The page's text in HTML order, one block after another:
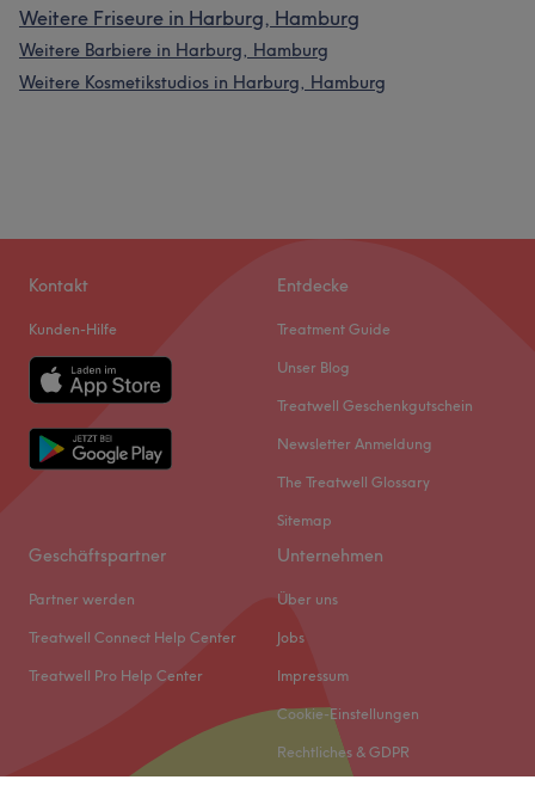
Weitere Friseure in Harburg, Hamburg
Weitere Barbiere in Harburg, Hamburg
Weitere Kosmetikstudios in Harburg, Hamburg
Kontakt
Kunden-Hilfe
Entdecke
Treatment Guide
Unser Blog
Treatwell Geschenkgutschein
Newsletter Anmeldung
The Treatwell Glossary
Sitemap
Geschäftspartner
Partner werden
Treatwell Connect Help Center
Treatwell Pro Help Center
Unternehmen
Über uns
Jobs
Impressum
Cookie-Einstellungen
Rechtliches & GDPR